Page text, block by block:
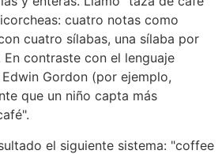
cuatro notas como
cuatro sílabas, una sílaba por
contraste con el lenguaje
Gordon (por ejemplo,
que un niño capta más
el siguiente sistema: "coffee